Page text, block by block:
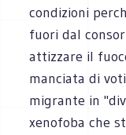
condizioni
fuori dal
attizzare il
manciata di
migrante in
xenofoba che